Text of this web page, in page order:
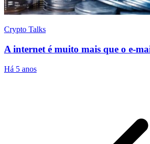
Crypto Talks
A internet é muito mais que o e-
Há 5 anos